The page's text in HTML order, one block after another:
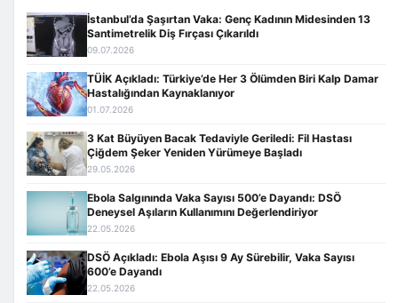
İstanbul’da Şaşırtan Vaka: Genç Kadının Midesinden 13
Santimetrelik Diş Fırçası Çıkarıldı
09.07.2026
TÜİK Açıkladı: Türkiye’de Her 3 Ölümden Biri Kalp Damar
Hastalığından Kaynaklanıyor
01.07.2026
3 Kat Büyüyen Bacak Tedaviyle Geriledi: Fil Hastası
Çiğdem Şeker Yeniden Yürümeye Başladı
29.05.2026
Ebola Salgınında Vaka Sayısı 500’e Dayandı: DSÖ
Deneysel Aşıların Kullanımını Değerlendiriyor
22.05.2026
DSÖ Açıkladı: Ebola Aşısı 9 Ay Sürebilir, Vaka Sayısı
600’e Dayandı
22.05.2026